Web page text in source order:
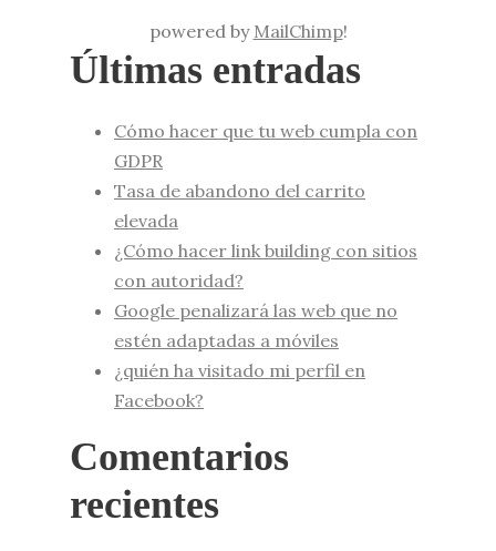
powered by MailChimp!
Últimas entradas
Cómo hacer que tu web cumpla con
GDPR
Tasa de abandono del carrito
elevada
¿Cómo hacer link building con sitios
con autoridad?
Google penalizará las web que no
estén adaptadas a móviles
¿quién ha visitado mi perfil en
Facebook?
Comentarios
recientes